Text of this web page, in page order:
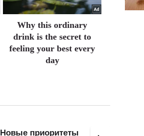
Why this ordinary
drink is the secret to
feeling your best every
day
Новые приоритеты